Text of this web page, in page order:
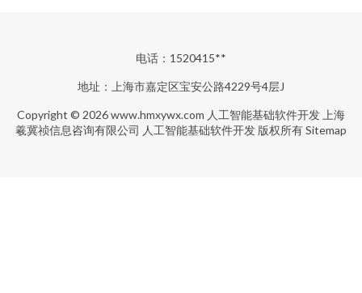
电话：1520415**
地址：上海市嘉定区宝安公路4229号4层J
Copyright © 2026www.hmxywx.com 人工智能基础软件开发 上海
羲冀祯信息咨询有限公司 人工智能基础软件开发 版权所有Sitemap